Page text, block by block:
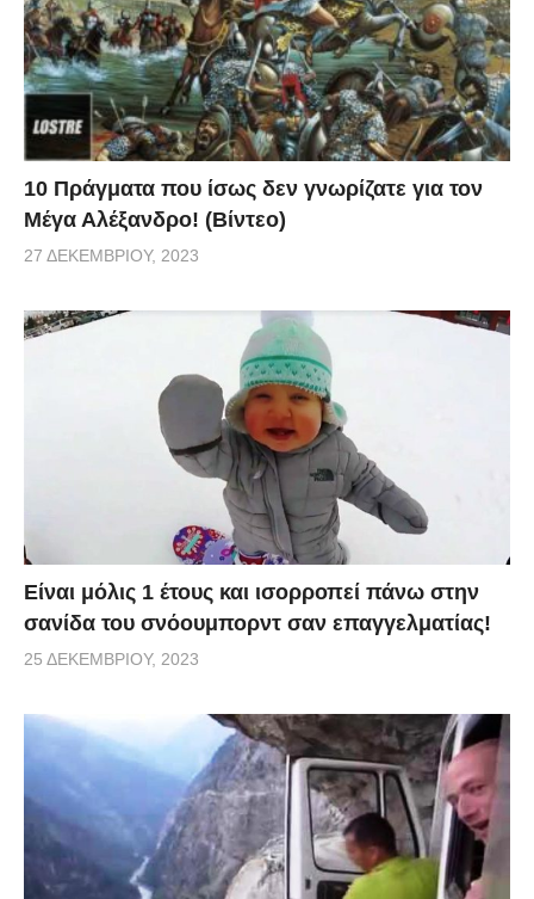
10 Πράγματα που ίσως δεν γνωρίζατε για τον
Μέγα Αλέξανδρο! (Βίντεο)
27 ΔΕΚΕΜΒΡΊΟΥ, 2023
Είναι μόλις 1 έτους και ισορροπεί πάνω στην
σανίδα του σνόουμπορντ σαν επαγγελματίας!
25 ΔΕΚΕΜΒΡΊΟΥ, 2023